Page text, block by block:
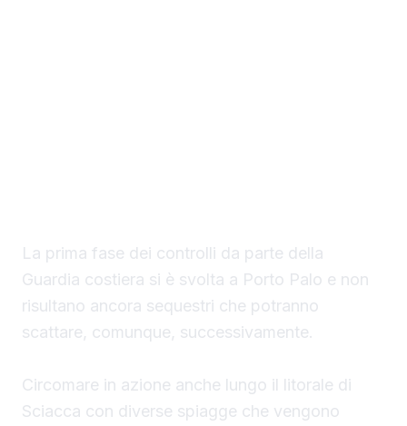
La prima fase dei controlli da parte della
Guardia costiera si è svolta a Porto Palo e non
risultano ancora sequestri che potranno
scattare, comunque, successivamente.
Circomare in azione anche lungo il litorale di
Sciacca con diverse spiagge che vengono